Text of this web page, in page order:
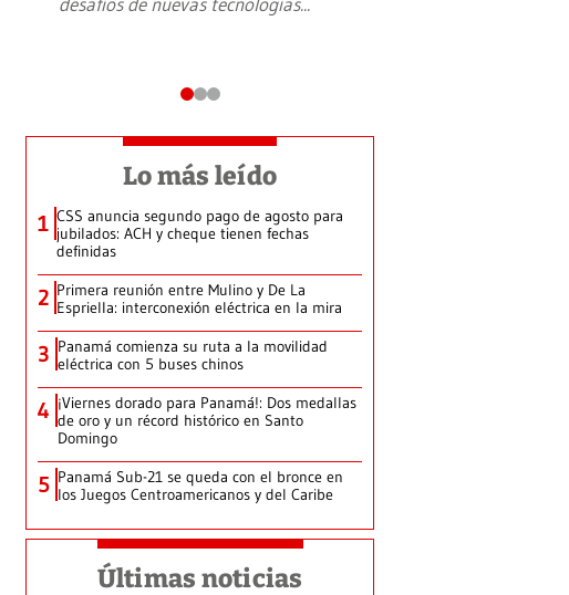
Lo más leído
1 CSS anuncia segundo pago de agosto para
jubilados: ACH y cheque tienen fechas
definidas
2 Primera reunión entre Mulino y De La
Espriella: interconexión eléctrica en la mira
3 Panamá comienza su ruta a la movilidad
eléctrica con 5 buses chinos
4 ¡Viernes dorado para Panamá!: Dos medallas
de oro y un récord histórico en Santo
Domingo
5 Panamá Sub-21 se queda con el bronce en
los Juegos Centroamericanos y del Caribe
Últimas noticias